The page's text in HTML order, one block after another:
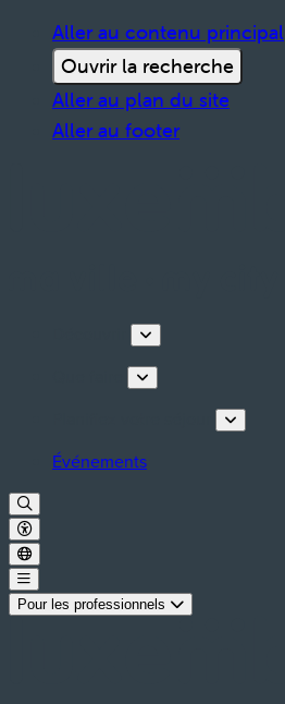
Aller au contenu principal
Ouvrir la recherche
Aller au plan du site
Aller au footer
Événements
Pour les professionnels